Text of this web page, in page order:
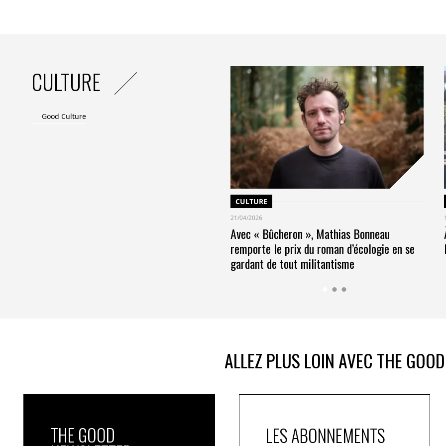
CULTURE
Good Culture
CULTURE
21/04/2026
Avec « Bûcheron », Mathias Bonneau
remporte le prix du roman d’écologie en se
gardant de tout militantisme
ALLEZ PLUS LOIN AVEC THE GOOD
THE GOOD LES ABONNEMENTS